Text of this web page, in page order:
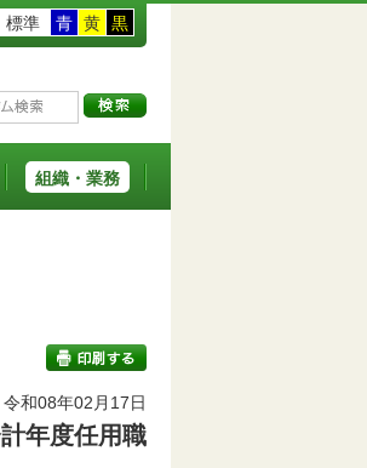
標準 青 黄 黒
組織・業務
令和08年02月17日
年度任用職